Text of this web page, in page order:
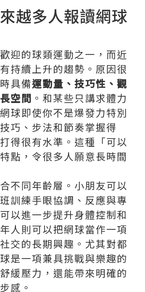
越多人報讀網球
迎的球類運動之一，而近
持續上升的趨勢。原因很
具備運動量、技巧性、觀
空間 。和某些只講求體力
球即使你不是爆發力特別
巧、步法和節奏掌握得
得很有水準。這種「可以
點，令很多人願意長時間
不同年齡層。小朋友可以
訓練手眼協調、反應與專
以進一步提升身體控制和
人則可以把網球當作一項
交的長期興趣。尤其對都
是一項兼具挑戰與樂趣的
緩壓力，還能帶來明確的
感。